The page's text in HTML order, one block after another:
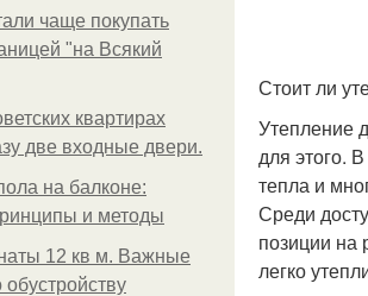
чаще покупать
"на Всякий
квартирах
две входные двери.
на балконе:
и методы
12 кв м. Важные
Стоит ли
Утепление
для этого.
тепла и
Среди
позиции на
легко